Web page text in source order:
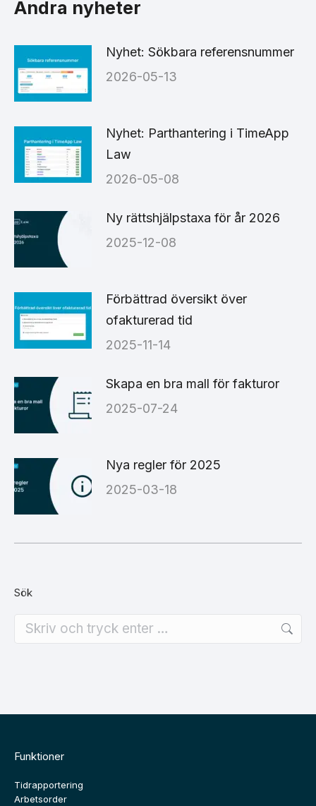
Andra nyheter
Nyhet: Sökbara referensnummer
2026-05-13
Nyhet: Parthantering i TimeApp
Law
2026-05-08
Ny rättshjälpstaxa för år 2026
2025-12-08
Förbättrad översikt över
ofakturerad tid
2025-11-14
Skapa en bra mall för fakturor
2025-07-24
Nya regler för 2025
2025-03-18
Sök
Funktioner
Tidrapportering
Arbetsorder